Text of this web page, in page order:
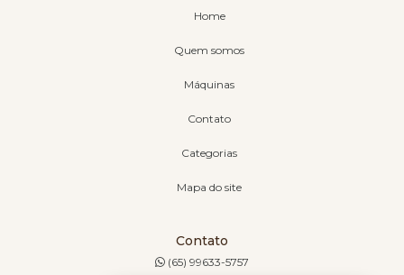
Home
Quem somos
Máquinas
Contato
Categorias
Mapa do site
Contato
(65) 99633-5757